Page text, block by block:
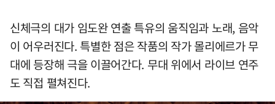
신체극의 대가 임도완 연출 특유의 움직임과 노래, 음악
이 어우러진다. 특별한 점은 작품의 작가 몰리에르가 무
대에 등장해 극을 이끌어간다. 무대 위에서 라이브 연주
도 직접 펼쳐진다.